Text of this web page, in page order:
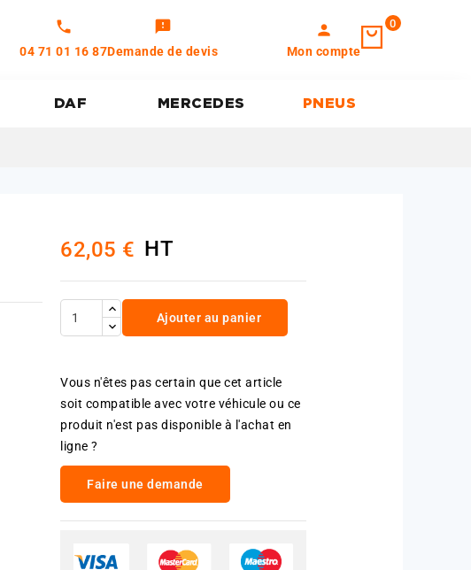
call
04 71 01 16 87
feedback
Demande de devis
person
Mon compte
0
DAF MERCEDES PNEUS
62,05 € HT
Ajouter au panier
Vous n'êtes pas certain que cet article
soit compatible avec votre véhicule ou ce
produit n'est pas disponible à l'achat en
ligne ?
Faire une demande